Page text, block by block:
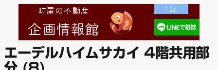
町屋の不動産
企画情報館
TEL
エーデルハイムサカイ 4階共用部